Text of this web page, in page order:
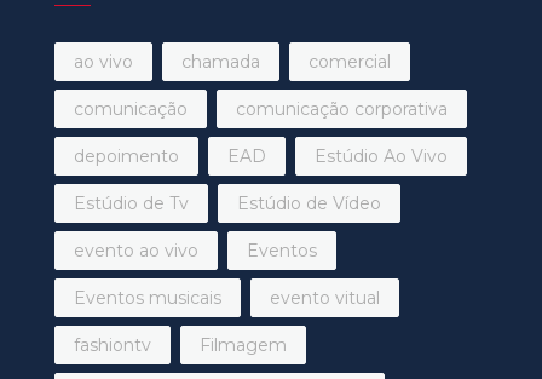
ao vivo chamada comercial
comunicação comunicação corporativa
depoimento EAD Estúdio Ao Vivo
Estúdio de Tv Estúdio de Vídeo
evento ao vivo Eventos
Eventos musicais evento vitual
fashiontv Filmagem